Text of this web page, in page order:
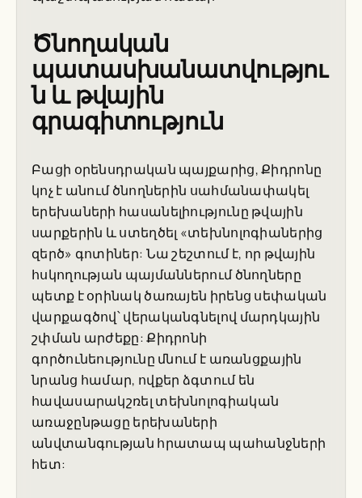
Ծնողական
պատասխանատվությու
ն և թվային
գրագիտություն
Բացի օրենսդրական պայքարից, Քիդրոնը
կոչ է անում ծնողներին սահմանափակել
երեխաների հասանելիությունը թվային
սարքերին և ստեղծել «տեխնոլոգիաներից
զերծ» գոտիներ: Նա շեշտում է, որ թվային
հսկողության պայմաններում ծնողները
պետք է օրինակ ծառայեն իրենց սեփական
վարքագծով՝ վերականգնելով մարդկային
շփման արժեքը: Քիդրոնի
գործունեությունը մնում է առանցքային
նրանց համար, ովքեր ձգտում են
հավասարակշռել տեխնոլոգիական
առաջընթացը երեխաների
անվտանգության հրատապ պահանջների
հետ: